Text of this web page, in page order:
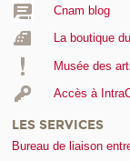
Cnam blog
La boutique
Musée des
Accès à
LES SERVICES
Bureau de liaison